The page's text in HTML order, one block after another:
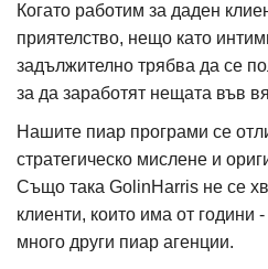
Когато работим за даден
приятелство, нещо като
задължително трябва да се
за да заработят нещата във
Нашите пиар програми се
стратегическо мислене и
Също така GolinHarris не се
клиенти, които има от години
много други пиар агенции.